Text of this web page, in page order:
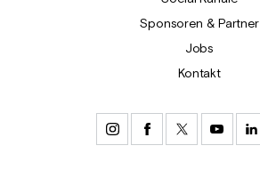
Sponsoren & Partner
Jobs
Kontakt